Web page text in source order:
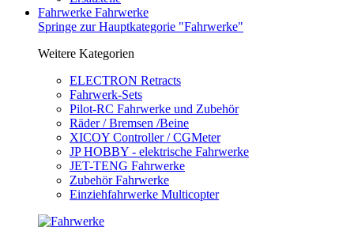
Fahrwerke Fahrwerke
Springe zur Hauptkategorie "Fahrwerke"
Weitere Kategorien
ELECTRON Retracts
Fahrwerk-Sets
Pilot-RC Fahrwerke und Zubehör
Räder / Bremsen /Beine
XICOY Controller / CGMeter
JP HOBBY - elektrische Fahrwerke
JET-TENG Fahrwerke
Zubehör Fahrwerke
Einziehfahrwerke Multicopter